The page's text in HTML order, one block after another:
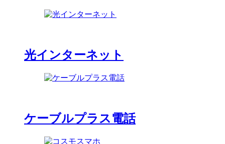
光インターネット
ケーブルプラス電話